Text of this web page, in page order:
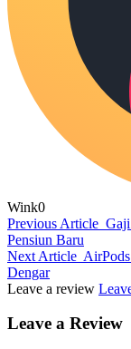
Wink0
Previous Article
Pensiun Baru
Next Article
Dengar
Leave a review
Leave a Review